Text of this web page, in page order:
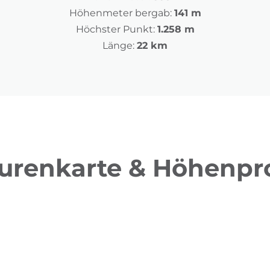
Höhenmeter bergab: 141 m
Höchster Punkt: 1.258 m
Länge: 22 km
&